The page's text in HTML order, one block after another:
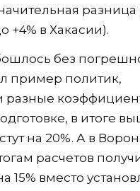
разница
+4% в Хакасии).
без
пример политик,
разные
в итоге
на 20%. А в
расчетов
15% вместо